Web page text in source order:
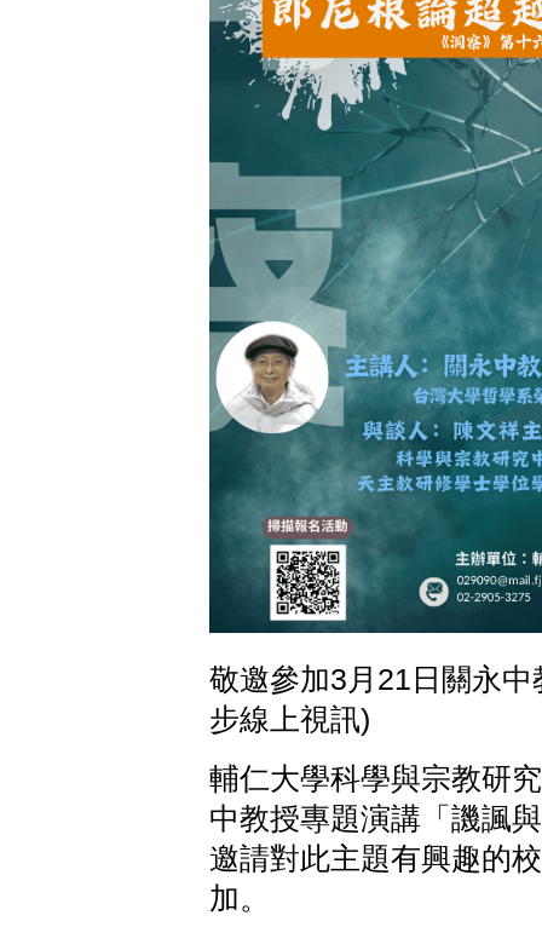
敬邀參加3月21日關永
步線上視訊)
輔仁大學科學與宗教研
中教授專題演講「譏諷
邀請對此主題有興趣的
加。